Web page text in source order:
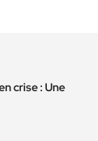
crise : Une